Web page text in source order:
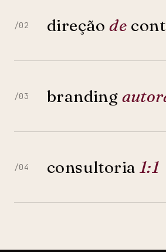
/02 direçãode
/03 branding
/04 consultoria 1:1